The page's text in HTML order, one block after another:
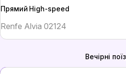
Grandes
Прямий High-speed
Renfe Alvia 02124
Вечірні